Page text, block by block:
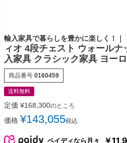
輸入家具で暮らしを豊かに楽しく！｜
ィオ 4段チェスト ウォール
入家具 クラシック家具 ヨー
商品番号 0160459
送料無料
定価 ¥168,300のところ
価格 ¥143,055税込
ペイディなら月々 ￥